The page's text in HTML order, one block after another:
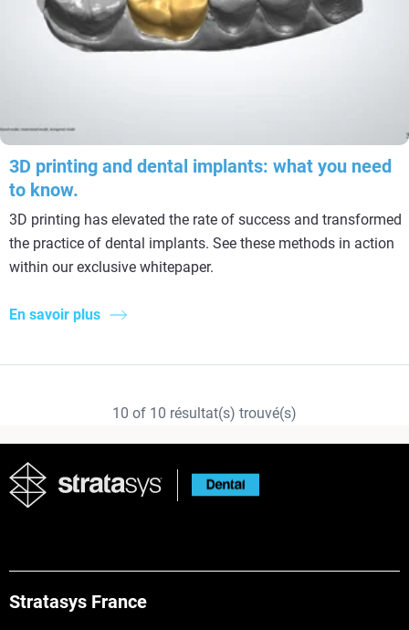
3D printing and dental implants: what you need
to know.
3D printing has elevated the rate of success and transformed
the practice of dental implants. See these methods in action
within our exclusive whitepaper.
En savoir plus
10 of 10 résultat(s) trouvé(s)
Stratasys France